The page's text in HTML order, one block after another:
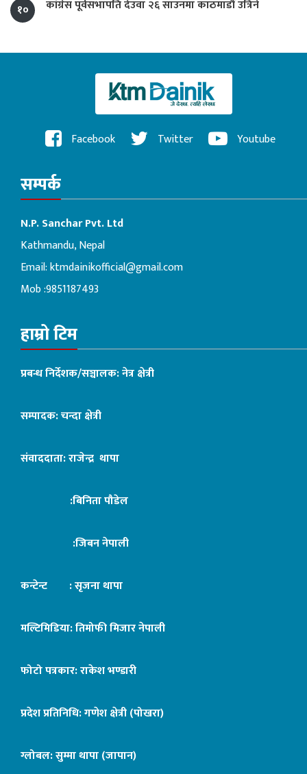
१० कांग्रेस पूर्वसभापति देउवा २६ साउनमा काठमाडौं उत्रिने
Facebook Twitter Youtube
सम्पर्क
N.P. Sanchar Pvt. Ltd
Kathmandu, Nepal
Email:ktmdainikofficial@gmail.com
Mob :9851187493
हाम्रो टिम
प्रबन्ध निर्देशक/सञ्चालक: नेत्र क्षेत्री
सम्पादक: चन्दा क्षेत्री
संवाददाता: राजेन्द्र थापा
:बिनिता पौडेल
:जिबन नेपाली
कन्टेन्ट : सृजना थापा
मल्टिमिडिया: तिमोफी मिजार नेपाली
फोटो पत्रकार: राकेश भण्डारी
प्रदेश प्रतिनिधि: गणेश क्षेत्री (पोखरा)
ग्लोबल: सुम्मा थापा (जापान)